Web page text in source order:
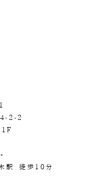
4-2-2
駅 徒歩10分